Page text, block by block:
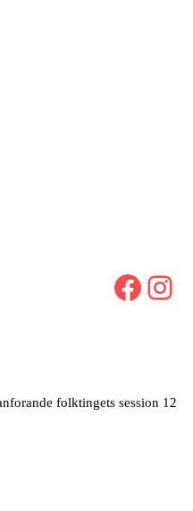
Facebook Instagram
folktingets session 12